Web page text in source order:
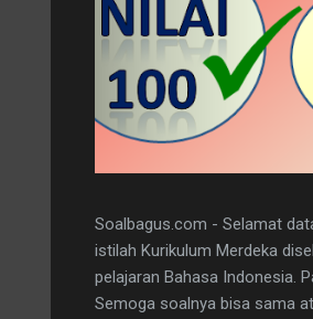
Soalbagus.com - Selamat
istilah Kurikulum Merdeka
pelajaran Bahasa Indonesia.
Semoga soalnya bisa sama